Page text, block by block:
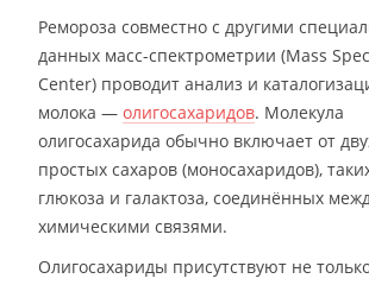
Ремороза совместно с другими
данных масс-спектрометрии (Mass
Center) проводит анализ и
молока — олигосахаридов. Молекула
олигосахарида обычно включает от
простых сахаров (моносахаридов),
глюкоза и галактоза, соединённых
химическими связями.
Олигосахариды присутствуют не